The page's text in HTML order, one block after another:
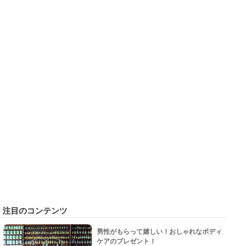
注目のコンテンツ
男性がもらって嬉しい！おしゃれなボディ
ケアのプレゼント！